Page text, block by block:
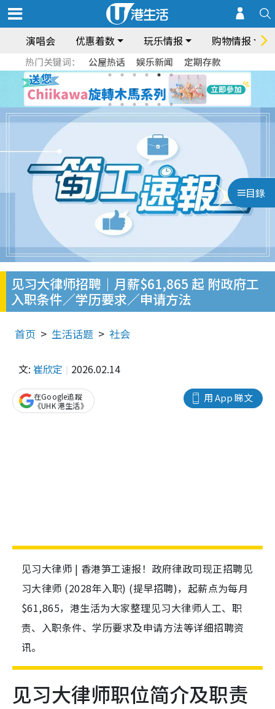
演唱会 优惠着数 玩乐情报 购物情报
热门关键词： 公屋热话 娱乐新闻 定期存款
目錄
见习大律师招聘｜月薪$61,865 起 附政府工
入职条件／学历要求／申请方法
首页 生活话题 社会
文: 崔欣定 2026.02.14
用 App 睇文
在Google追蹤
《UHK 港生活》
见习大律师 | 香港笋工速报！政府律政司现正招聘见
习大律师 (2028年入职) (提早招聘)，起薪点为每月
$61,865，港生活为大家整理见习大律师人工、职
责、入职条件、学历要求及申请方法等详细招聘资
讯。
见习大律师职位简介及职责